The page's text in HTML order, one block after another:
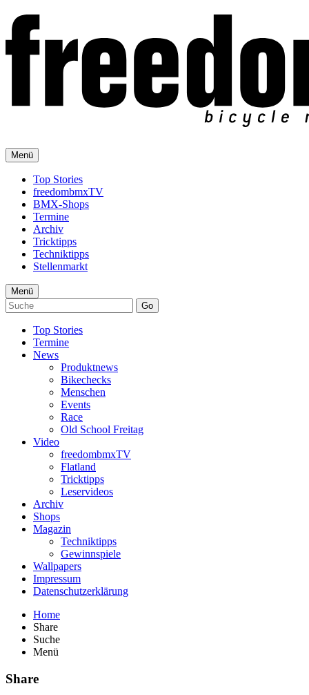
Menü
Top Stories
freedombmxTV
BMX-Shops
Termine
Archiv
Tricktipps
Techniktipps
Stellenmarkt
Menü
Go
Top Stories
Termine
News
Produktnews
Bikechecks
Menschen
Events
Race
Old School Freitag
Video
freedombmxTV
Flatland
Tricktipps
Leservideos
Archiv
Shops
Magazin
Techniktipps
Gewinnspiele
Wallpapers
Impressum
Datenschutzerklärung
Home
Share
Suche
Menü
Share